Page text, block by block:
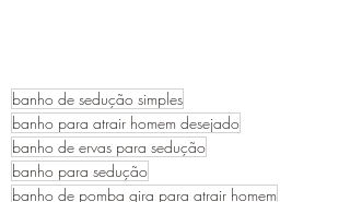
banho de sedução simples
banho para atrair homem desejado
banho de ervas para sedução
banho para sedução
banho de pomba gira para atrair homem